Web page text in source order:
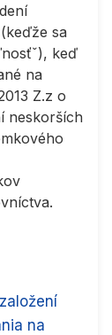
sa
keď
na
Z.z o
neskorších
na